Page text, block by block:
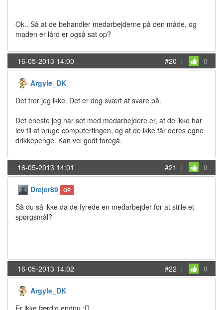
Ok.. Så at de behandler medarbejderne på den måde, og
maden er lård er også sat op?
16-05-2013 14:00 #20 | 0
Argyle_DK
Det tror jeg ikke. Det er dog svært at svare på.
Det eneste jeg har set med medarbejdere er, at de ikke har
lov til at bruge computertingen, og at de ikke får deres egne
drikkepenge. Kan vel godt foregå.
16-05-2013 14:01 #21 | 0
Drejer89 OP
Så du så ikke da de fyrede en medarbejder for at stille et
spørgsmål?
16-05-2013 14:02 #22 | 0
Argyle_DK